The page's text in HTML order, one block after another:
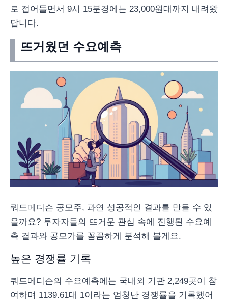
로 접어들면서 9시 15분경에는 23,000원대까지 내려왔
답니다.
뜨거웠던 수요예측
쿼드메디슨 공모주, 과연 성공적인 결과를 만들 수 있
을까요? 투자자들의 뜨거운 관심 속에 진행된 수요예
측 결과와 공모가를 꼼꼼하게 분석해 볼게요.
높은 경쟁률 기록
쿼드메디슨의 수요예측에는 국내외 기관 2,249곳이 참
여하며 1139.61대 1이라는 엄청난 경쟁률을 기록했어